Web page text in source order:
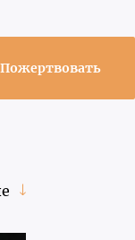
Пожертвовать